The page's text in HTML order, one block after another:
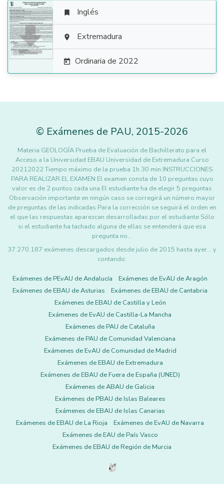

 Inglés
 Extremadura
 Ordinaria de 2022
© Exámenes de PAU, 2015-2026
Materia GEOLOGÍA Prueba de Evaluación de Bachillerato para el
Acceso a la Universidad EBAU Universidad de Extremadura Curso
20212022 Tiempo máximo de la prueba 1h 30 min INSTRUCCIONES
PARA REALIZAR EL EXAMEN El examen consta de 10 preguntas cuyo
valor es de 2 puntos cada una El estudiante ha de elegir 5 preguntas
Observación importante en ningún caso se corregirá un número mayor
de preguntas de las indicadas Para la corrección se seguirá el orden en
el que las respuestas aparezcan desarrolladas por el estudiante Sólo
si el estudiante ha tachado alguna de ellas se entenderá que esa
pregunta no…
37.270.187 exámenes descargados desde julio de 2015 hasta ayer... y
contando.
Exámenes de PEvAU de Andalucía
Exámenes de EvAU de Aragón
Exámenes de EBAU de Asturias
Exámenes de EBAU de Cantabria
Exámenes de EBAU de Castilla y León
Exámenes de EvAU de Castilla-La Mancha
Exámenes de PAU de Cataluña
Exámenes de PAU de Comunidad Valenciana
Exámenes de EvAU de Comunidad de Madrid
Exámenes de EBAU de Extremadura
Exámenes de EBAU de Fuera de España (UNED)
Exámenes de ABAU de Galicia
Exámenes de PBAU de Islas Baleares
Exámenes de EBAU de Islas Canarias
Exámenes de EBAU de La Rioja
Exámenes de EvAU de Navarra
Exámenes de EAU de País Vasco
Exámenes de EBAU de Región de Murcia